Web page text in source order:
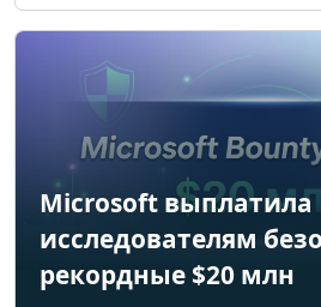
Microsoft выплатила
исследователям
рекордные $20 млн